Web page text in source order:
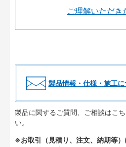
ご理解いただき
製品情報・仕様・施工に
製品に関するご質問、ご相談はこ
い。
※お取引（見積り、注文、納期等